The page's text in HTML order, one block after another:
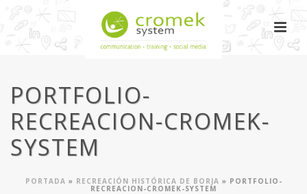
PORTFOLIO-
RECREACION-CROMEK-
SYSTEM
PORTADA » RECREACIÓN HISTÓRICA DE BORJA » PORTFOLIO-
RECREACION-CROMEK-SYSTEM